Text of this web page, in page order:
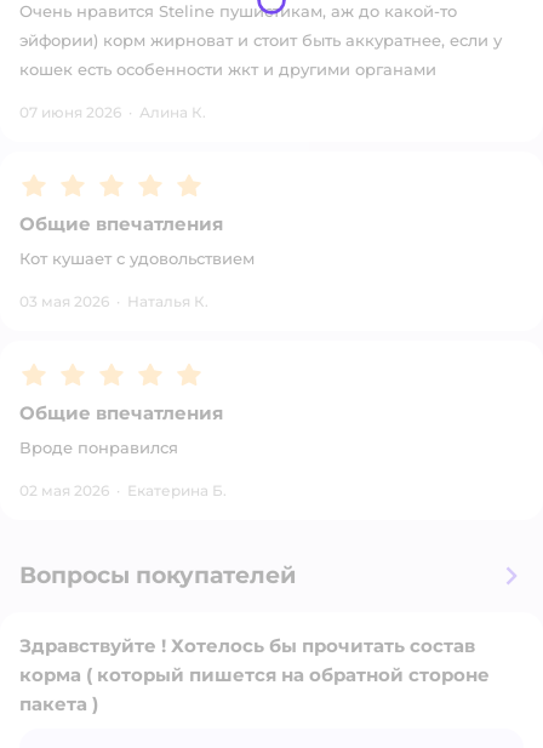
Очень нравится Steline пушистикам, аж до какой-то
эйфории) корм жирноват и стоит быть аккуратнее, если у
кошек есть особенности жкт и другими органами
07 июня 2026 · Алина К.
Рейтинг:5
Общие впечатления
Кот кушает с удовольствием
03 мая 2026 · Наталья К.
Рейтинг:5
Общие впечатления
Вроде понравился
02 мая 2026 · Екатерина Б.
Вопросы покупателей
Здравствуйте ! Хотелось бы прочитать состав
корма ( который пишется на обратной стороне
пакета )